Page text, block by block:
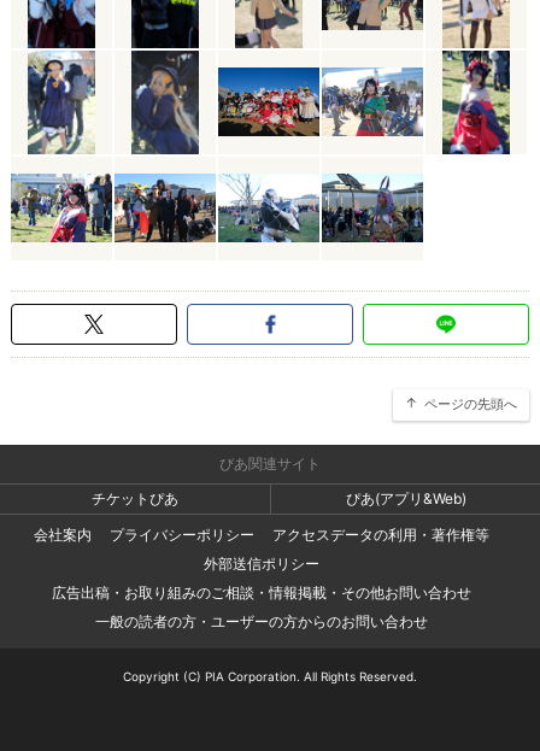
ページの先頭へ
ぴあ関連サイト
チケットぴあ
ぴあ(アプリ&Web)
会社案内
プライバシーポリシー
アクセスデータの利用・著作権等
外部送信ポリシー
広告出稿・お取り組みのご相談・情報掲載・その他お問い合わせ
一般の読者の方・ユーザーの方からのお問い合わせ
Copyright (C) PIA Corporation. All Rights Reserved.